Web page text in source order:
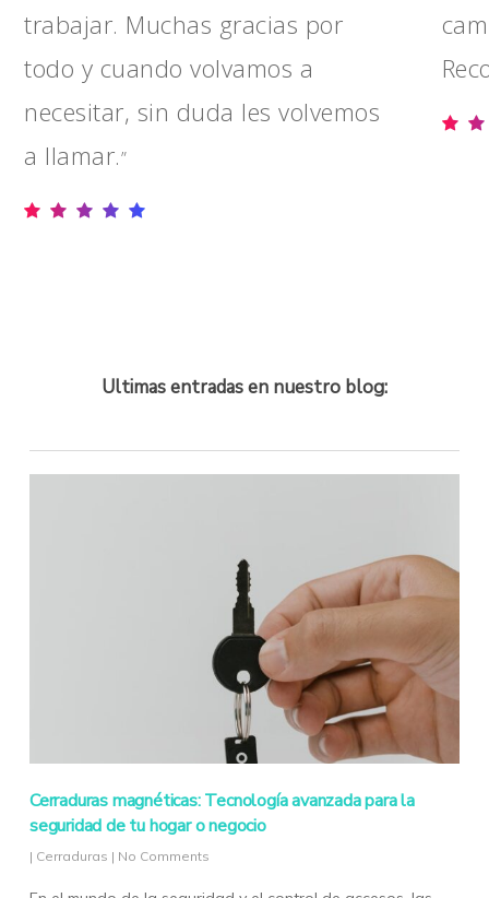
trabajar. Muchas gracias por
todo y cuando volvamos a
necesitar, sin duda les volvemos
a llamar.”
Ultimas entradas en nuestro blog:
Cerraduras magnéticas: Tecnología avanzada para la
seguridad de tu hogar o negocio
| Cerraduras | No Comments